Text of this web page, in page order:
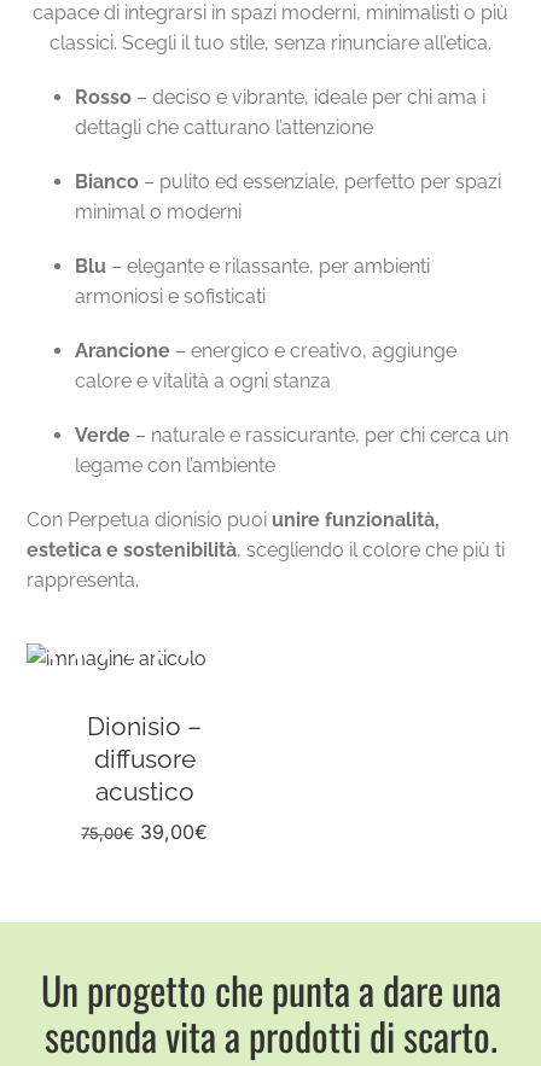
capace di integrarsi in spazi moderni, minimalisti o più
classici. Scegli il tuo stile, senza rinunciare all’etica.
Rosso – deciso e vibrante, ideale per chi ama i
dettagli che catturano l’attenzione
Bianco – pulito ed essenziale, perfetto per spazi
minimal o moderni
Blu – elegante e rilassante, per ambienti
armoniosi e sofisticati
Arancione – energico e creativo, aggiunge
calore e vitalità a ogni stanza
Verde – naturale e rassicurante, per chi cerca un
legame con l’ambiente
Con Perpetua dionisio puoi unire funzionalità,
estetica e sostenibilità, scegliendo il colore che più ti
rappresenta.
Dionisio –
diffusore
acustico
75,00€ 39,00€
Un progetto che punta a dare una
seconda vita a prodotti di scarto.